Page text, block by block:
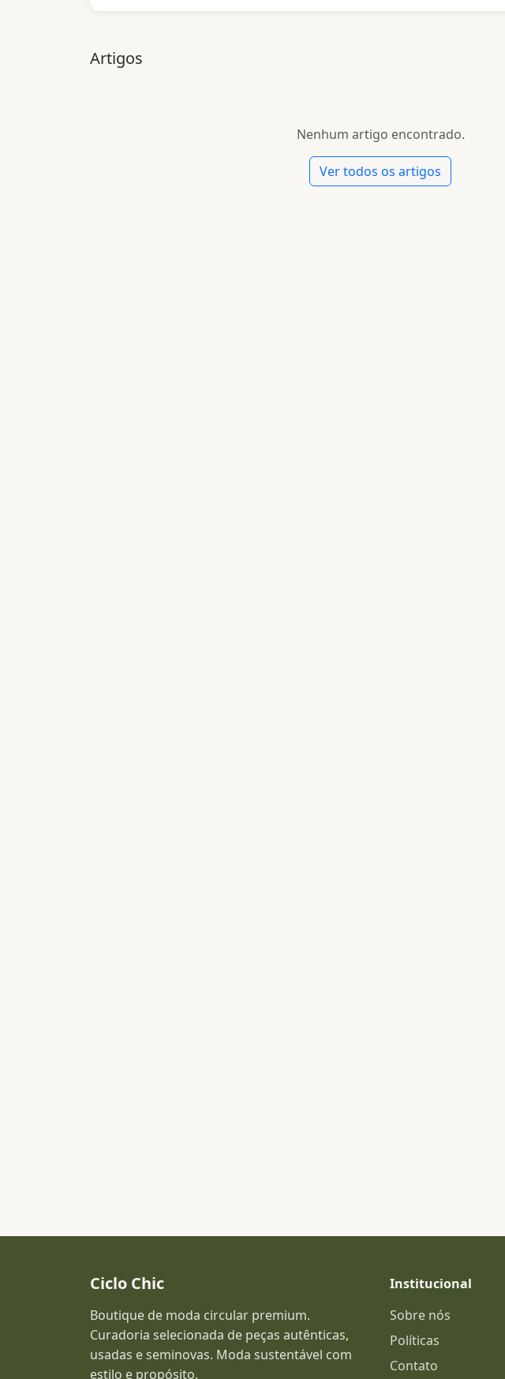
Artigos
Nenhum artigo encontrado.
Ver todos os artigos
Ciclo Chic
Boutique de moda circular premium.
Curadoria selecionada de peças autênticas,
usadas e seminovas. Moda sustentável com
estilo e propósito.
Institucional
Sobre nós
Políticas
Contato